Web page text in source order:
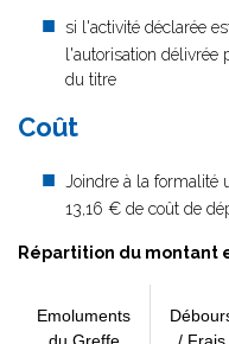
si l'activité déclarée
l'autorisation
du titre
Coût
Joindre à la formalité
13,16 € de coût de
Répartition du
Emoluments